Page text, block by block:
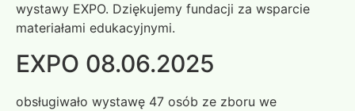
wystawy EXPO. Dziękujemy fundacji za wsparcie
materiałami edukacyjnymi.
EXPO 08.06.2025
obsługiwało wystawę 47 osób ze zboru we